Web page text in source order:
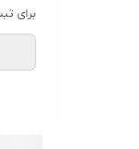
برای